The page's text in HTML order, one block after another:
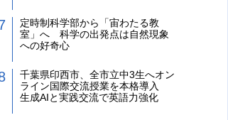
定時制科学部から「宙わたる教
室」へ 科学の出発点は自然現象
への好奇心
千葉県印西市、全市立中3生へオン
ライン国際交流授業を本格導入
生成AIと実践交流で英語力強化